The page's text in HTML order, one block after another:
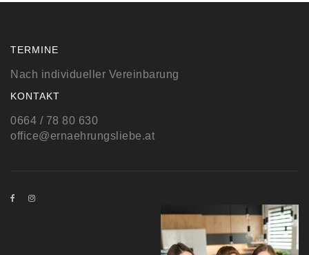
TERMINE
Nach individueller Vereinbarung
KONTAKT
0664 / 78 80 630
office@ernaehrungsliebe.at